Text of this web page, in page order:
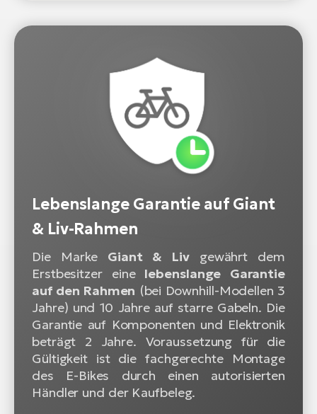
Lebenslange Garantie auf Giant
& Liv-Rahmen
Die Marke Giant & Livgewährt dem
Erstbesitzer einelebenslange Garantie
auf den Rahmen (bei Downhill-Modellen 3
Jahre) und 10 Jahre auf starre Gabeln. Die
Garantie auf Komponenten und Elektronik
beträgt 2 Jahre. Voraussetzung für die
Gültigkeit ist die fachgerechte Montage
des E-Bikes durch einen autorisierten
Händler und der Kaufbeleg.